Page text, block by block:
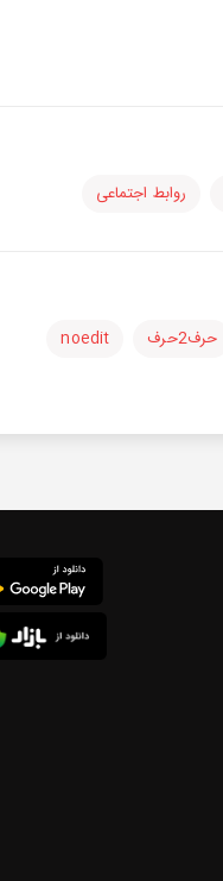
روابط اجتماعی
حرف2حرف
noedit